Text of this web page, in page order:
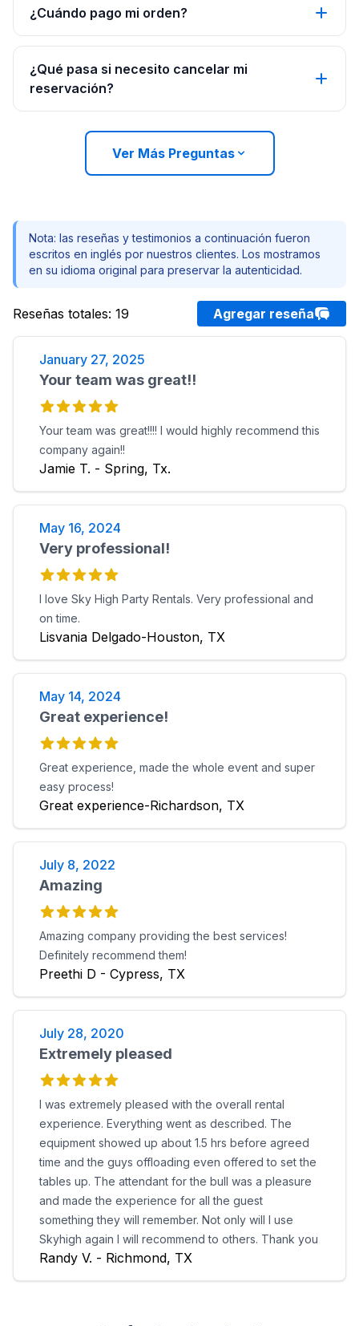
¿Cuándo pago mi orden?
¿Qué pasa si necesito cancelar mi
reservación?
Ver Más Preguntas
Nota: las reseñas y testimonios a continuación fueron
escritos en inglés por nuestros clientes. Los mostramos
en su idioma original para preservar la autenticidad.
Reseñas totales: 19 Agregar reseña
January 27, 2025
Your team was great!!
Your team was great!!!! I would highly recommend this
company again!!
Jamie T. - Spring, Tx.
May 16, 2024
Very professional!
I love Sky High Party Rentals. Very professional and
on time.
Lisvania Delgado-Houston, TX
May 14, 2024
Great experience!
Great experience, made the whole event and super
easy process!
Great experience-Richardson, TX
July 8, 2022
Amazing
Amazing company providing the best services!
Definitely recommend them!
Preethi D - Cypress, TX
July 28, 2020
Extremely pleased
I was extremely pleased with the overall rental
experience. Everything went as described. The
equipment showed up about 1.5 hrs before agreed
time and the guys offloading even offered to set the
tables up. The attendant for the bull was a pleasure
and made the experience for all the guest
something they will remember. Not only will I use
Skyhigh again I will recommend to others. Thank you
Randy V. - Richmond, TX